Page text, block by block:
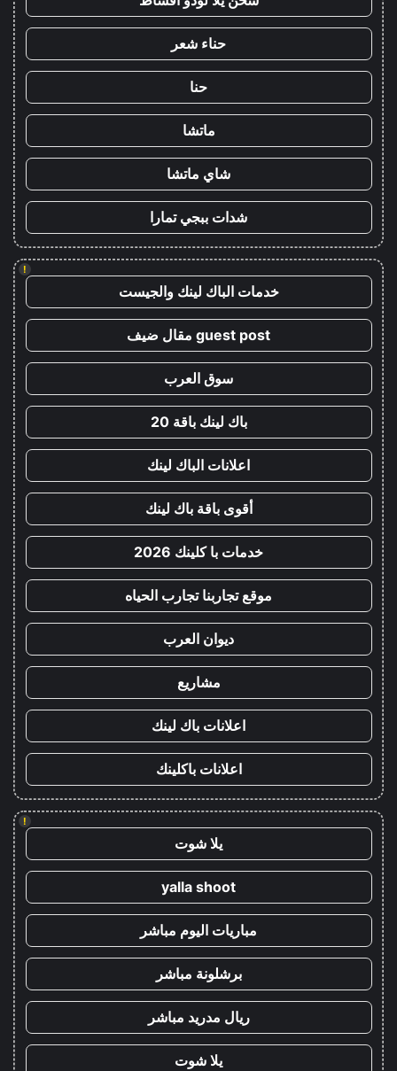
حناء شعر
حنا
ماتشا
شاي ماتشا
شدات ببجي تمارا
!
خدمات الباك لينك والجيست
guest post مقال ضيف
سوق العرب
باك لينك باقة 20
اعلانات الباك لينك
أقوى باقة باك لينك
خدمات با كلينك 2026
موقع تجاربنا تجارب الحياه
ديوان العرب
مشاريع
اعلانات باك لينك
اعلانات باكلينك
!
يلا شوت
yalla shoot
مباريات اليوم مباشر
برشلونة مباشر
ريال مدريد مباشر
يلا شوت